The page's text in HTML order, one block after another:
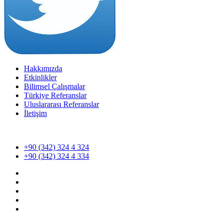
Hakkımızda
Etkinlikler
Bilimsel Çalışmalar
Türkiye Referanslar
Uluslararası Referanslar
İletişim
+90 (342) 324 4 324
+90 (342) 324 4 334